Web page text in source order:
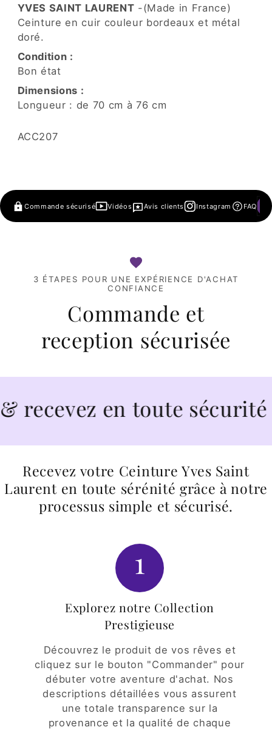
YVES SAINT LAURENT -(Made in France)
Ceinture en cuir couleur bordeaux et métal
doré.
Condition :
Bon état
Dimensions :
Longueur : de 70 cm à 76 cm
SKU:
ACC207
Commande sécurisé Vidéos Avis clients Instagram FAQ
3 ÉTAPES POUR UNE EXPÉRIENCE D'ACHAT
CONFIANCE
Commande et
reception sécurisée
en toute sécurité
Recevez votre Ceinture Yves Saint
Laurent en toute sérénité grâce à notre
processus simple et sécurisé.
1
Explorez notre Collection
Prestigieuse
Découvrez le produit de vos rêves et
cliquez sur le bouton "Commander" pour
débuter votre aventure d'achat. Nos
descriptions détaillées vous assurent
une totale transparence sur la
provenance et la qualité de chaque